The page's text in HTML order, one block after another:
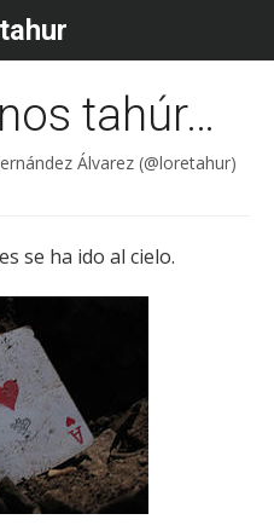
tahúr…
Álvarez (@loretahur)
se ha ido al cielo.